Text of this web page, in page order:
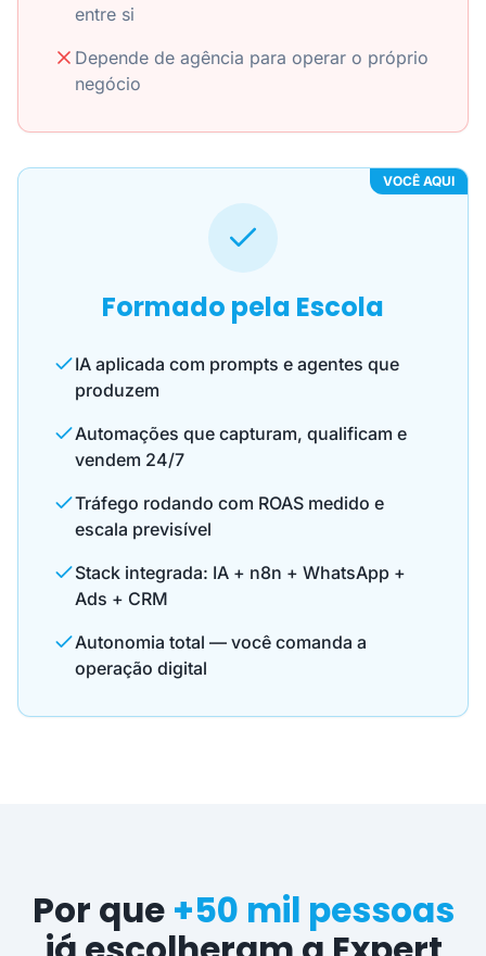
entre si
Depende de agência para operar o próprio
negócio
VOCÊ AQUI
Formado pela Escola
IA aplicada com prompts e agentes que
produzem
Automações que capturam, qualificam e
vendem 24/7
Tráfego rodando com ROAS medido e
escala previsível
Stack integrada: IA + n8n + WhatsApp +
Ads + CRM
Autonomia total — você comanda a
operação digital
Por que +50 mil pessoas